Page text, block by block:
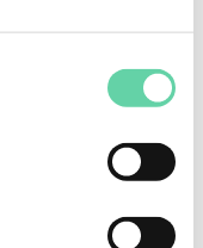
tillreder maten i
att sedan värma
så kallade Cook